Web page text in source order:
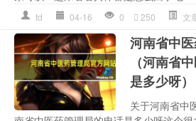
td 04-16 0 250 文
河南省中
（河南省
是多少呀）
关于河南省中